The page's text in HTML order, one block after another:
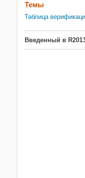
Темы
Таблица
Введенный в